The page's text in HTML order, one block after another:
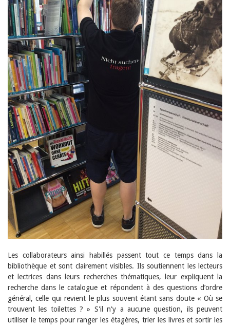
2020
2019
2018
2017
2016
2015
2014
2013
2012
Les collaborateurs ainsi habillés passent tout ce temps dans la
bibliothèque et sont clairement visibles. Ils soutiennent les lecteurs
et lectrices dans leurs recherches thématiques, leur expliquent la
recherche dans le catalogue et répondent à des questions d’ordre
général, celle qui revient le plus souvent étant sans doute « Où se
trouvent les toilettes ? » S'il n'y a aucune question, ils peuvent
utiliser le temps pour ranger les étagères, trier les livres et sortir les